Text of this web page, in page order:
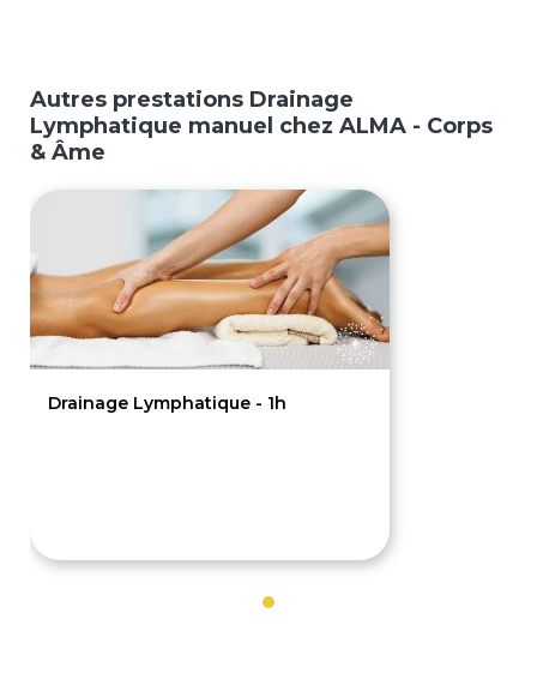
Autres prestations Drainage
Lymphatique manuel chez ALMA - Corps
& Âme
Drainage Lymphatique - 1h